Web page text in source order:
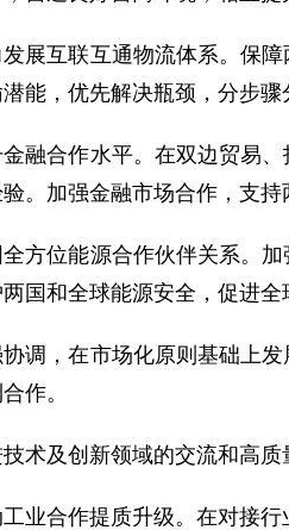
展互联互通物流体系。保
能，优先解决瓶颈，分步
融合作水平。在双边贸易
。加强金融市场合作，支
全方位能源合作伙伴关系。
国和全球能源安全，促进全
调，在市场化原则基础上
作。
术及创新领域的交流和高
业合作提质升级。在对接